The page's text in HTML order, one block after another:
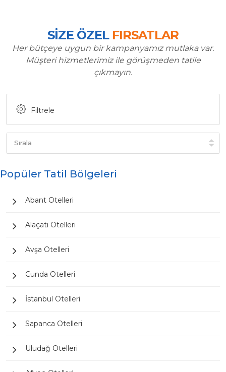
SİZE ÖZEL FIRSATLAR
Her bütçeye uygun bir kampanyamız mutlaka var.
Müşteri hizmetlerimiz ile görüşmeden tatile
çıkmayın.
Filtrele
Popüler Tatil Bölgeleri
Abant Otelleri
Alaçatı Otelleri
Avşa Otelleri
Cunda Otelleri
İstanbul Otelleri
Sapanca Otelleri
Uludağ Otelleri